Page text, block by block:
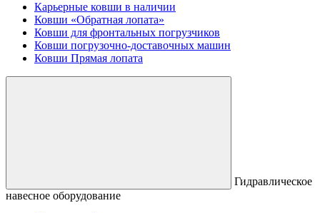
Карьерные ковши в наличии
Ковши «Обратная лопата»
Ковши для фронтальных погрузчиков
Ковши погрузочно-доставочных машин
Ковши Прямая лопата
Гидравлическое
навесное оборудование